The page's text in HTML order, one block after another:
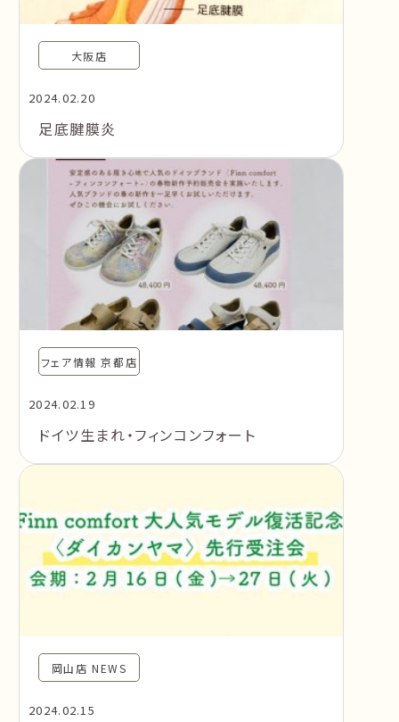
大阪店
2024.02.20
足底腱膜炎
フェア情報 京都店
2024.02.19
ドイツ生まれ・フィンコンフォート
岡山店 NEWS
2024.02.15